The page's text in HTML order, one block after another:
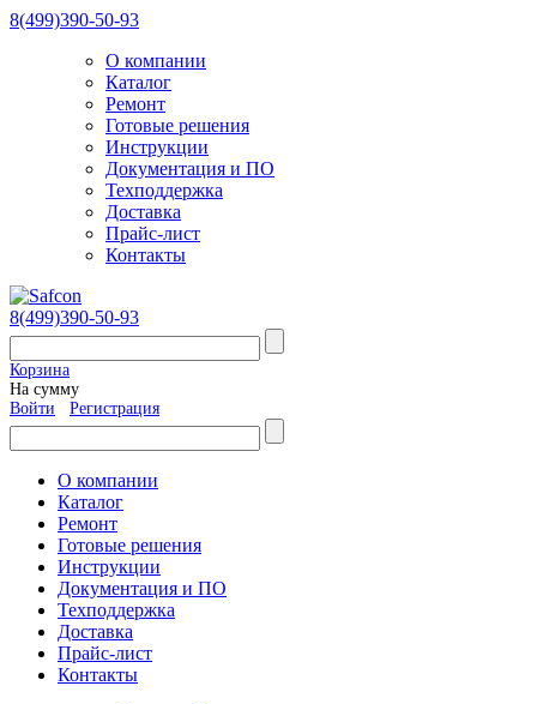
8(499)390-50-93
О компании
Каталог
Ремонт
Готовые решения
Инструкции
Документация и ПО
Техподдержка
Доставка
Прайс-лист
Контакты
8(499)390-50-93
Корзина
На сумму
Войти
Регистрация
О компании
Каталог
Ремонт
Готовые решения
Инструкции
Документация и ПО
Техподдержка
Доставка
Прайс-лист
Контакты